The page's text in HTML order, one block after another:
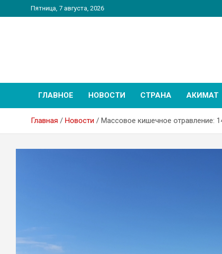
к
Пятница, 7 августа, 2026
ГЛАВНОЕ НОВОСТИ СТРАНА АКИМАТ
Главная Новости Массовое кишечное отравление: